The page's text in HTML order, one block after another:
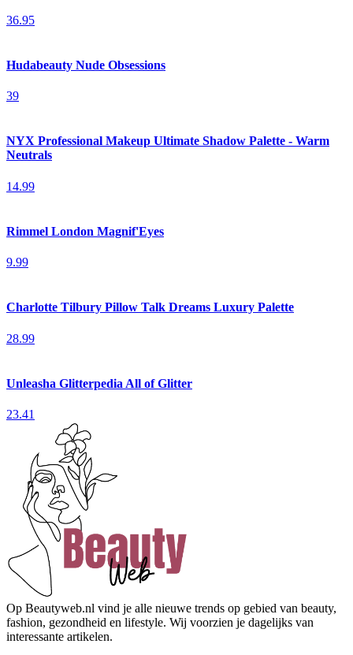
36.95
Hudabeauty Nude Obsessions
39
NYX Professional Makeup Ultimate Shadow Palette - Warm
Neutrals
14.99
Rimmel London Magnif'Eyes
9.99
Charlotte Tilbury Pillow Talk Dreams Luxury Palette
28.99
Unleasha Glitterpedia All of Glitter
23.41
Op Beautyweb.nl vind je alle nieuwe trends op gebied van beauty,
fashion, gezondheid en lifestyle. Wij voorzien je dagelijks van
interessante artikelen.